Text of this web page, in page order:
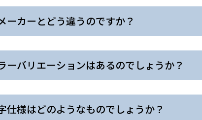
ーカーとどう違うのですか？
ーバリエーションはあるのでしょうか？
仕様はどのようなものでしょうか？